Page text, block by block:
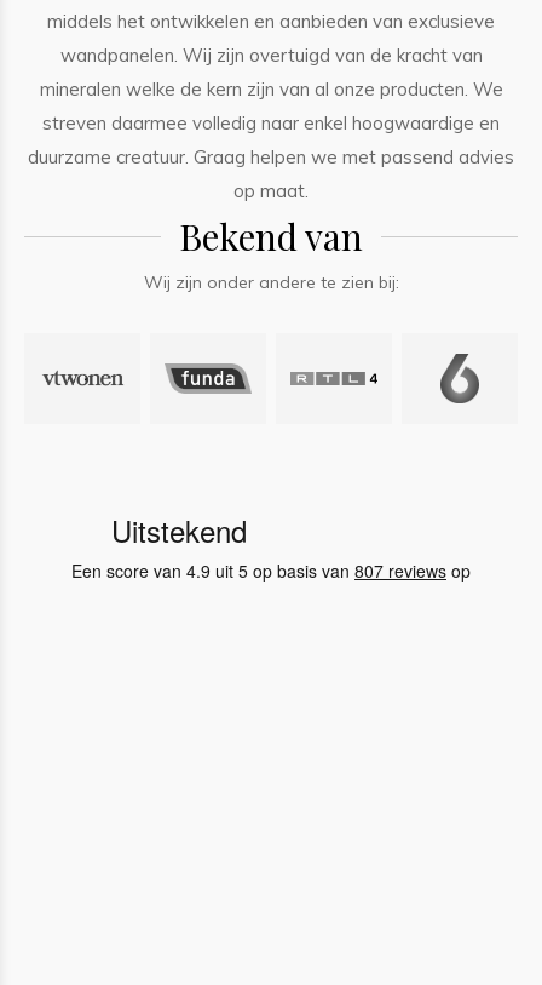
middels het ontwikkelen en aanbieden van exclusieve
wandpanelen. Wij zijn overtuigd van de kracht van
mineralen welke de kern zijn van al onze producten. We
streven daarmee volledig naar enkel hoogwaardige en
duurzame creatuur. Graag helpen we met passend advies
op maat.
Bekend van
Wij zijn onder andere te zien bij: